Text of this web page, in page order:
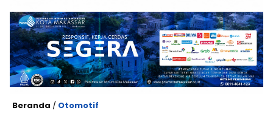
Beranda / Otomotif